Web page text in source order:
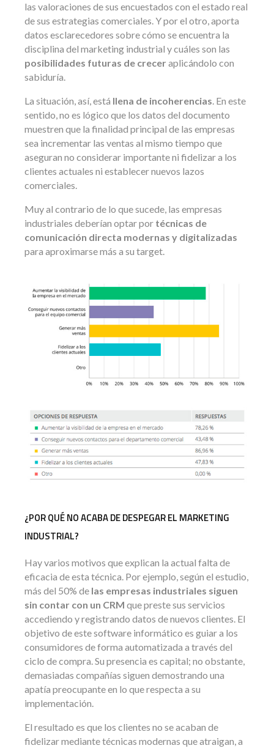
las valoraciones de sus encuestados con el estado real
de sus estrategias comerciales. Y por el otro, aporta
datos esclarecedores sobre cómo se encuentra la
disciplina del marketing industrial y cuáles son las
posibilidades futuras de crecer aplicándolo con
sabiduría.
La situación, así, está llena de incoherencias. En este
sentido, no es lógico que los datos del documento
muestren que la finalidad principal de las empresas
sea incrementar las ventas al mismo tiempo que
aseguran no considerar importante ni fidelizar a los
clientes actuales ni establecer nuevos lazos
comerciales.
Muy al contrario de lo que sucede, las empresas
industriales deberían optar por técnicas de
comunicación directa modernas y digitalizadas
para aproximarse más a su target.
¿POR QUÉ NO ACABA DE DESPEGAR EL MARKETING
INDUSTRIAL?
Hay varios motivos que explican la actual falta de
eficacia de esta técnica. Por ejemplo, según el estudio,
más del 50% de las empresas industriales siguen
sin contar con un CRM que preste sus servicios
accediendo y registrando datos de nuevos clientes. El
objetivo de este software informático es guiar a los
consumidores de forma automatizada a través del
ciclo de compra. Su presencia es capital; no obstante,
demasiadas compañías siguen demostrando una
apatía preocupante en lo que respecta a su
implementación.
El resultado es que los clientes no se acaban de
fidelizar mediante técnicas modernas que atraigan, a